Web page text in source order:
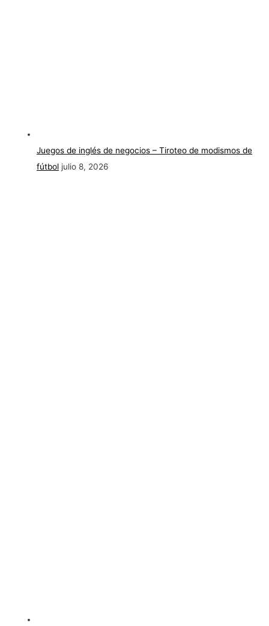
Juegos de inglés de negocios – Tiroteo de modismos de
fútbol julio 8, 2026